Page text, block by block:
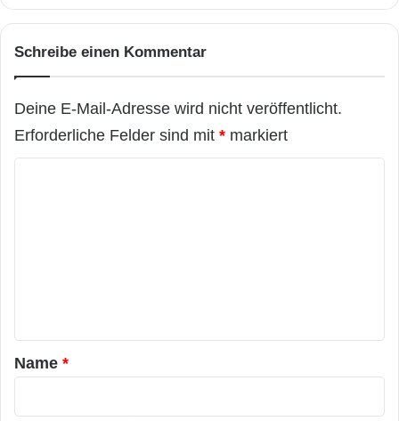
Schreibe einen Kommentar
Deine E-Mail-Adresse wird nicht veröffentlicht.
Erforderliche Felder sind mit * markiert
a
r
*
Name *